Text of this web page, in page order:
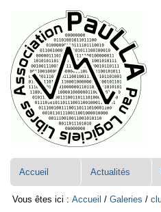
contenu.
Aller
à
la
navigation
Accueil Actualités
Vous êtes ici : Accueil /Galeries /